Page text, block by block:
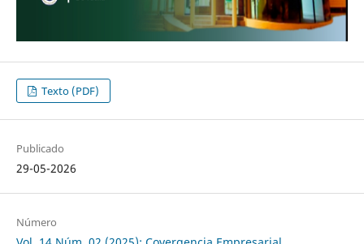
Texto (PDF)
Publicado
29-05-2026
Número